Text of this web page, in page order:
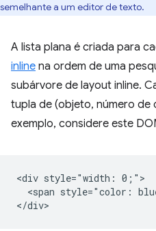
semelhante a um editor de texto.
A lista plana é criada para
inline na ordem de uma
subárvore de layout inline.
tupla de (objeto, número de
exemplo, considere este
<div style="width: 0;">
<span style="color: